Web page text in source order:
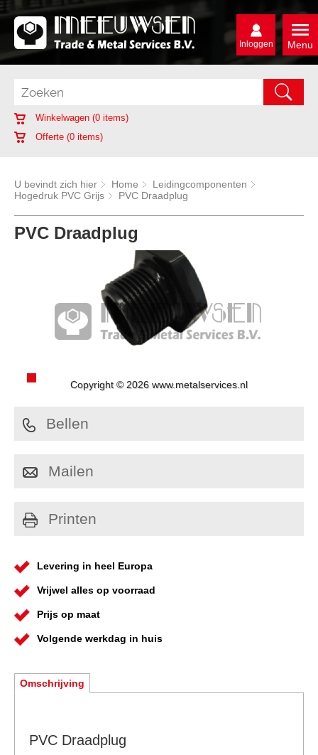
Menu
Inloggen
Winkelwagen (0 items)
Offerte (0 items)
U bevindt zich hier Home
Leidingcomponenten
Hogedruk PVC Grijs
PVC Draadplug
PVC Draadplug
Copyright © 2026 www.metalservices.nl
Bellen
Mailen
Printen
Levering in heel Europa
Vrijwel alles op voorraad
Prijs op maat
Volgende werkdag in huis
Omschrijving
PVC Draadplug